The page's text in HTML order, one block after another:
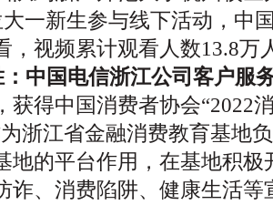
一新生参与线下活动，中
，视频累计观看人数13.8万
国电信浙江公司客户服
得中国消费者协会“2022
浙江省金融消费教育基地
地的平台作用，在基地积极
诈、消费陷阱、健康生活等